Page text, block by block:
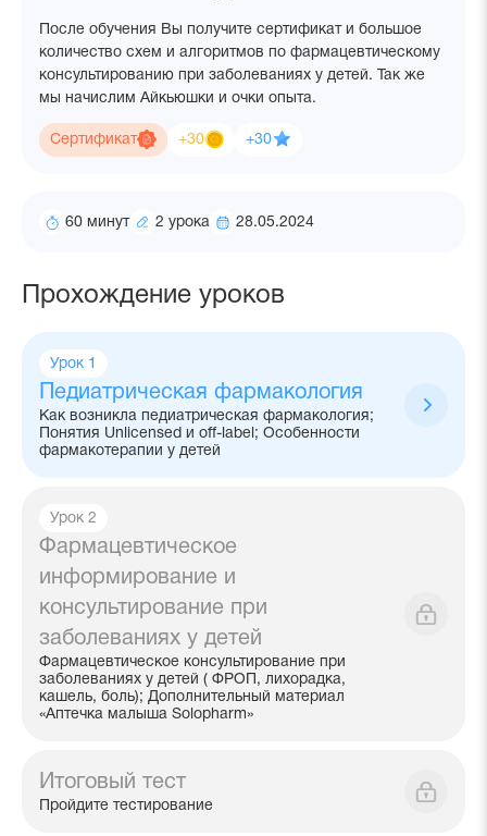
После обучения Вы получите сертификат и большое
количество схем и алгоритмов по фармацевтическому
консультированию при заболеваниях у детей. Так же
мы начислим Айкьюшки и очки опыта.
курса
вы
получите
Сертификат Айкьюшки:
+30 Опыт:
+30
Время
60 минут
Количество
2 урока
Дата
28.05.2024
Прохождение уроков
Урок 1
Педиатрическая фармакология
Как возникла педиатрическая фармакология;
Понятия Unlicensed и off-label; Особенности
фармакотерапии у детей
Урок 2
Фармацевтическое
информирование и
консультирование при
заболеваниях у детей
Фармацевтическое консультирование при
заболеваниях у детей ( ФРОП, лихорадка,
кашель, боль); Дополнительный материал
«Аптечка малыша Solopharm»
Итоговый тест
Пройдите тестирование